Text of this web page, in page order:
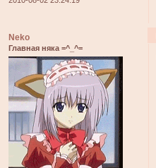
Neko
Главная няка =^_^=